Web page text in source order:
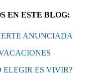
EN ESTE BLOG:
ANUNCIADA
ELEGIR ES VIVIR?